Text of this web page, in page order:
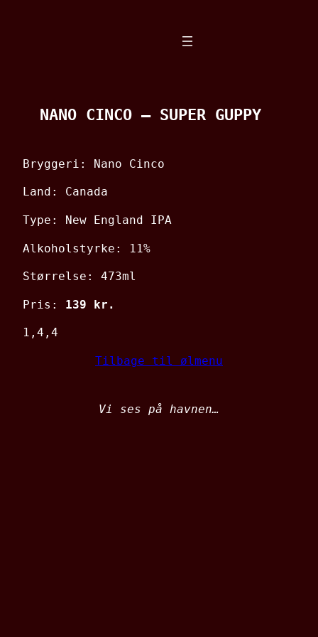
NANO CINCO – SUPER GUPPY
Bryggeri: Nano Cinco
Land: Canada
Type: New England IPA
Alkoholstyrke: 11%
Størrelse: 473ml
Pris: 139 kr.
1,4,4
Tilbage til ølmenu
Vi ses på havnen…